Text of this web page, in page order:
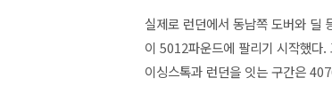
실제로 런던에서 동남쪽 도버와 딜
이 5012파운드에 팔리기 시작했다
이싱스톡과 런던을 잇는 구간은